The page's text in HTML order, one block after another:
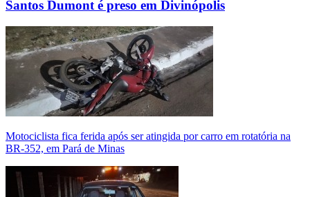
Santos Dumont é preso em Divinópolis
Motociclista fica ferida após ser atingida por carro em rotatória na
BR-352, em Pará de Minas